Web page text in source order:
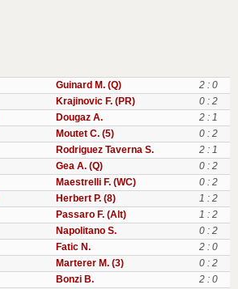
Guinard M. (Q)
2 : 0
Krajinovic F. (PR)
0 : 2
Dougaz A.
2 : 1
Moutet C. (5)
0 : 2
Rodriguez Taverna S.
2 : 1
Gea A. (Q)
0 : 2
Maestrelli F. (WC)
0 : 2
Herbert P. (8)
1 : 2
Passaro F. (Alt)
1 : 2
Napolitano S.
0 : 2
Fatic N.
2 : 0
Marterer M. (3)
0 : 2
Bonzi B. 2 : 0